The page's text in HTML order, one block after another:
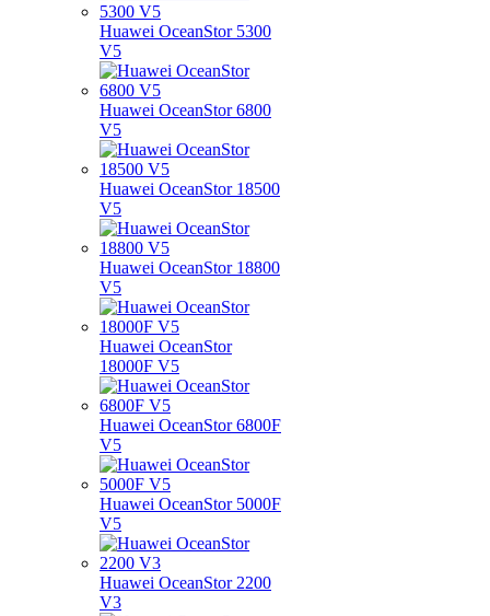
Huawei OceanStor 5300
V5
Huawei OceanStor 6800
V5
Huawei OceanStor 18500
V5
Huawei OceanStor 18800
V5
Huawei OceanStor
18000F V5
Huawei OceanStor 6800F
V5
Huawei OceanStor 5000F
V5
Huawei OceanStor 2200
V3